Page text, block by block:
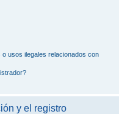
usos ilegales relacionados con
y el registro